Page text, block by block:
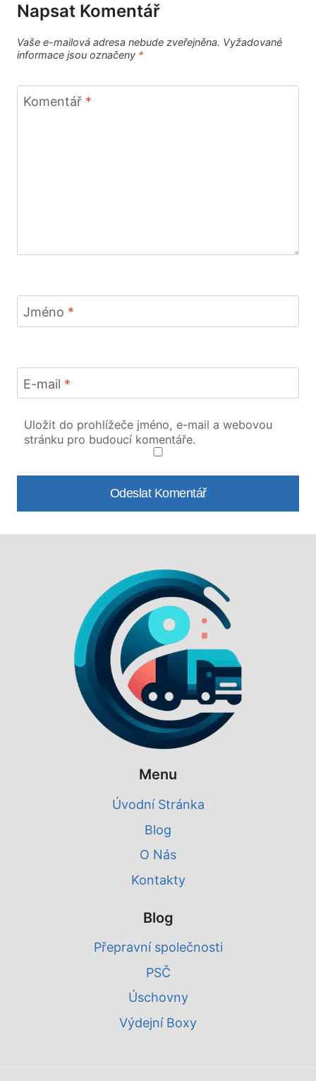
Napsat Komentář
Vaše e-mailová adresa nebude zveřejněna. Vyžadované
informace jsou označeny *
Komentář *
Jméno *
E-mail *
Uložit do prohlížeče jméno, e-mail a webovou
stránku pro budoucí komentáře.
Menu
Úvodní Stránka
Blog
O Nás
Kontakty
Blog
Přepravní společnosti
PSČ
Úschovny
Výdejní Boxy